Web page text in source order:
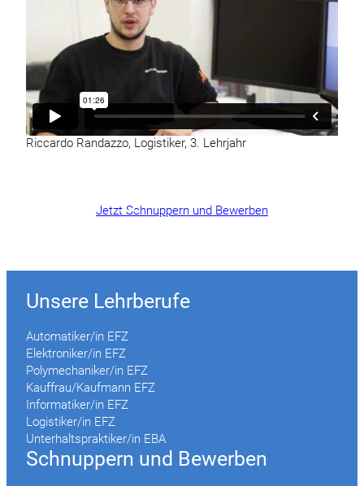
Riccardo Randazzo, Logistiker, 3. Lehrjahr
Jetzt Schnuppern und Bewerben
Unsere Lehrberufe
Automatiker/in EFZ
Elektroniker/in EFZ
Polymechaniker/in EFZ
Kauffrau/Kaufmann EFZ
Informatiker/in EFZ
Logistiker/in EFZ
Unterhaltspraktiker/in EBA
Schnuppern und Bewerben